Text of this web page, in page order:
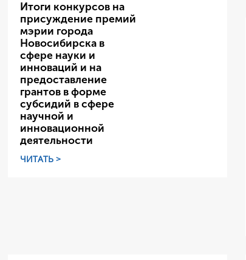
Итоги конкурсов на
присуждение премий
мэрии города
Новосибирска в
сфере науки и
инноваций и на
предоставление
грантов в форме
субсидий в сфере
научной и
инновационной
деятельности
ЧИТАТЬ >